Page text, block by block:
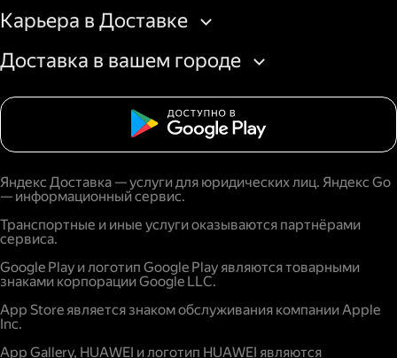
Карьера в Доставке
Доставка в вашем городе
Яндекс Доставка — услуги для юридических лиц. Яндекс Go
— информационный сервис.
Транспортные и иные услуги оказываются партнёрами
сервиса.
Google Play и логотип Google Play являются товарными
знаками корпорации Google LLC.
App Store является знаком обслуживания компании Apple
Inc.
App Gallery, HUAWEI и логотип HUAWEI являются